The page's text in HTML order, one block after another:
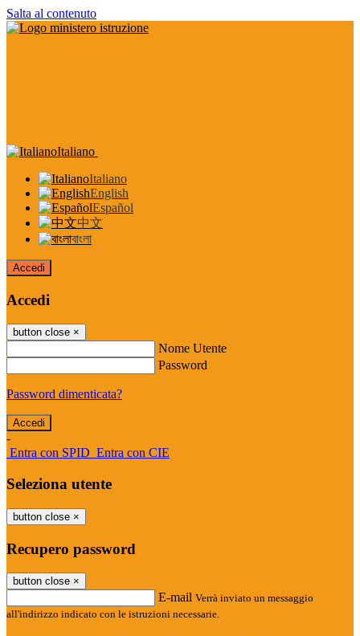
Salta al contenuto
Italiano
Italiano
English
Español
中文
বাংলা
Accedi
Accedi
button close ×
Nome Utente
Password
Password dimenticata?
-
Entra con SPID Entra con CIE
Seleziona utente
button close ×
Recupero password
button close ×
E-mail Verrà inviato un messaggio
all'indirizzo indicato con le istruzioni necessarie.